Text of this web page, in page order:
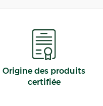
Origine des produits
certifiée